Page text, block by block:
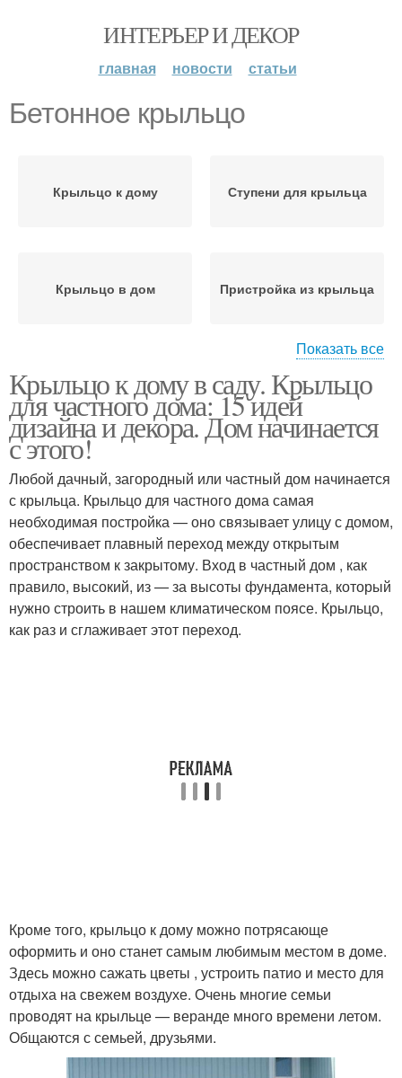
ИНТЕРЬЕР И ДЕКОР
главная новости статьи
Бетонное крыльцо
Крыльцо к дому Ступени для крыльца
Крыльцо в дом Пристройка из крыльца
крыльца
Крыльца в частном
доме
Металлическое
крыльцо
Крыльцо из металла
Показать все
Крыльцо к дому в саду. Крыльцо
для частного дома: 15 идей
дизайна и декора. Дом начинается
с этого!
Любой дачный, загородный или частный дом начинается
с крыльца. Крыльцо для частного дома самая
необходимая постройка — оно связывает улицу с домом,
обеспечивает плавный переход между открытым
пространством к закрытому. Вход в частный дом , как
правило, высокий, из — за высоты фундамента, который
нужно строить в нашем климатическом поясе. Крыльцо,
как раз и сглаживает этот переход.
Кроме того, крыльцо к дому можно потрясающе
оформить и оно станет самым любимым местом в доме.
Здесь можно сажать цветы , устроить патио и место для
отдыха на свежем воздухе. Очень многие семьи
проводят на крыльце — веранде много времени летом.
Общаются с семьей, друзьями.